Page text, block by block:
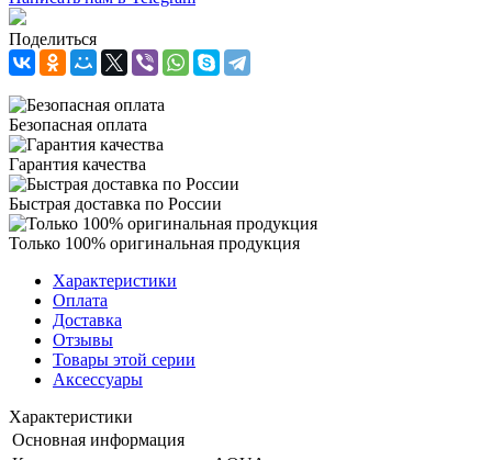
Поделиться
Безопасная оплата
Гарантия качества
Быстрая доставка по России
Только 100% оригинальная продукция
Характеристики
Оплата
Доставка
Отзывы
Товары этой серии
Аксессуары
Характеристики
Основная информация